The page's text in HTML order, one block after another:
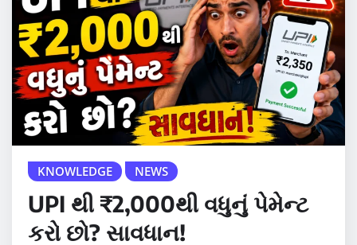
KNOWLEDGE NEWS
UPI થી ₹2,000થી વધુનું પેમેન્ટ
કરો છો? સાવધાન!